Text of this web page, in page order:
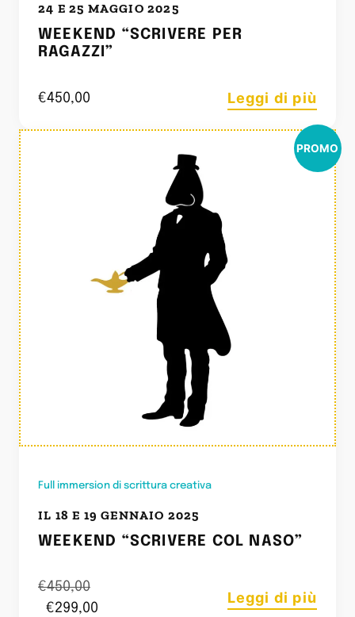
24 E 25 MAGGIO 2025
WEEKEND “SCRIVERE PER
RAGAZZI”
€450,00 Leggi di più
PROMO
Full immersion di scrittura creativa
IL 18 E 19 GENNAIO 2025
WEEKEND “SCRIVERE COL NASO”
€450,00
€299,00
Leggi di più